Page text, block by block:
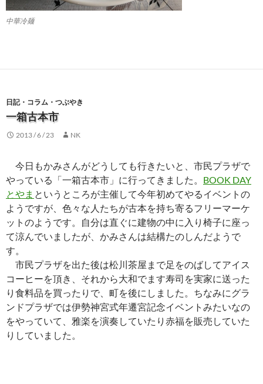
中華冷麺
日記・コラム・つぶやき
一箱古本市
2013 / 6 / 23 NK
今日もかみさんがどうしても行きたいと、市民プラザで
やっている「一箱古本市」に行ってきました。 BOOK DAY
とやま というところが主催して今年初めてやるイベントの
ようですが、色々な人たちが古本を持ち寄るフリーマーケ
ットのようです。自分は直ぐに建物の中に入り椅子に座っ
て涼んでいましたが、かみさんは結構たのしんだようで
す。
市民プラザを出た後は松川茶屋まで足をのばしてアイス
コーヒーを頂き、それから大和でます寿司を実家に送った
り食料品を買ったりで、町を後にしました。ちなみにグラ
ンドプラザでは伊勢神宮式年遷宮記念イベントみたいなの
をやっていて、雅楽を演奏していたり赤福を販売していた
りしていました。